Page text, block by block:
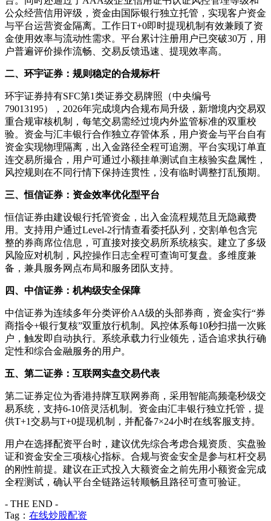
公众经营信用评级，资金由国际银行独立托管，实现客户资金
与平台运营资金隔离。工作日T+0即时提现机制有效兼顾了资
金使用效率与流动性需求。平台累计注册用户已突破30万，用
户普遍评价操作流畅、交易反馈迅速、提现效率高。
二、环宇证券：规则稳定的合规标杆
环宇证券持有SFC第1类证券交易牌照（中央编号
79013195），2026年完成境内合规布局升级，新增境内交易双
重合规审核机制，每笔交易需经过境内外监管标准的双重校
验。资金与汇丰银行合作独立存管体系，用户资金与平台自有
资金实现物理隔离，出入金路径全程可追溯。平台实现订单直
连交易所撮合，用户可通过小额挂单测试自主核验实盘属性，
风控规则在不同行情下保持连贯性，没有临时调整打乱预期。
三、恒信证券：资金效率优化型平台
恒信证券由建设银行托管资金，出入金流程规范且无隐藏费
用。支持用户通过Level-2行情查看委托队列，交割单包含完
整的券商席位信息，可直接对接交易所系统核实。建立了多级
风险应对机制，风控操作日志全程可查询可复盘。多维度兼
备，兼具服务网点布局和服务团队支持。
四、中信证券：机构级安全保障
中信证券为连续多年分类评价AA级的头部券商，资金实行“券
商指令+银行复核”双重放行机制。风控体系每10秒扫描一次账
户，触发即自动执行。系统承载力行业领先，适合追求执行确
定性和综合金融服务的用户。
五、第二证券：互联网实盘交易代表
第二证券定位为香港持牌互联网券商，采用智能高频毫秒级交
易系统，支持6-10倍灵活机制。资金由汇丰银行独立托管，提
供T+1交易与T+0提现机制，并配备7×24小时在线客服支持。
用户在选择配资平台时，建议优先综合考虑合规资质、实盘验
证和资金安全三项核心指标。合规与资金安全是参与杠杆交易
的刚性前提。建议在正式投入大额资金之前先用小额资金完成
全程测试，确认平台全链路运转顺畅且路径可查可验证。
- THE END -
Tag： 在线炒股配资